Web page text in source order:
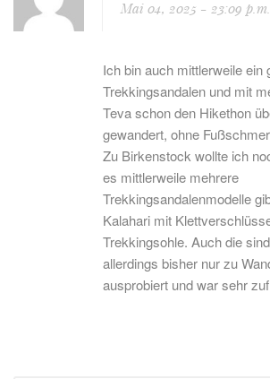
Mai 04, 2025 - 23:09 p.m.
Ich bin auch mittlerweile ein
Trekkingsandalen und mit
Teva schon den Hikethon
gewandert, ohne
Zu Birkenstock wollte ich
es mittlerweile mehrere
Trekkingsandalenmodelle
Kalahari mit
Trekkingsohle. Auch die
allerdings bisher nur zu
ausprobiert und war sehr